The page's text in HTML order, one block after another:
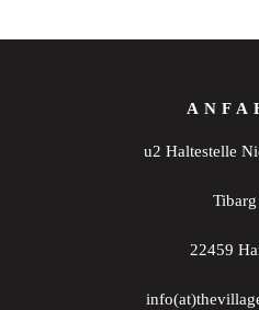
u2 Haltestelle
22459